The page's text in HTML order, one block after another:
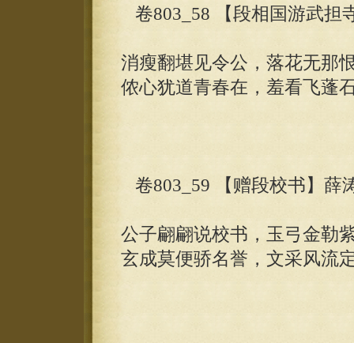
卷803_58 【段相国游武担
消瘦翻堪见令公，落花无那
侬心犹道青春在，羞看飞蓬
卷803_59 【赠段校书】薛
公子翩翩说校书，玉弓金勒
玄成莫便骄名誉，文采风流